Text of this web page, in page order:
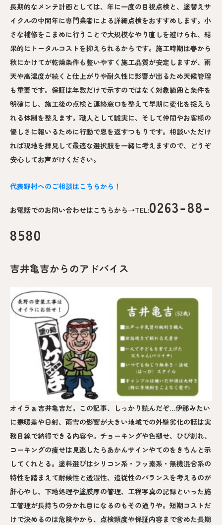
長期的なメンテ計画としては、年に一度の目視点検と、塗替えサ
イクルの中間年に専門業者による詳細点検をおすすめします。小
さな補修をこまめに行うことで大規模なやり直しを避けられ、結
果的にトータルコストを抑えられるからです。施工時期は春から
秋にかけてが乾燥条件も整いやすく施工品質が安定しますが、雨
天や高湿度が続くと仕上がりや耐久性に影響が出るため天候管理
も重要です。保証は年数だけで示すのではなく対象範囲と条件を
明確にし、施工後の点検と連絡窓口を整えて早期に変化を捉えら
れる体制を整えます。職人として誠実に、そして仲間やお客様の
優しさに報いるために行動で恩を返すつもりです。相談いただけ
れば現地を拝見して最適な選択肢を一緒に考えますので、どうぞ
安心してお声がけください。
代表野村へのご相談はこちらから！
お電話でのお問い合わせはこちらから→TEL:0263-88-
8580
吉井亀吉からのアドバイス
オイラぁ吉井亀吉だ。この記事、しっかり読んだぞ…伊那みたい
に寒暖差や日射、雨雪の影響が大きい地域での外壁劣化の話は実
務目線で納得できる内容や。チョーキングや色褪せ、ひび割れ、
コーキングの痩せは見逃したらあかんサインやてのをきちんと示
してくれとる。塗料選びはシリコン系・フッ素系・無機混合系の
特性を踏まえて耐候性と透湿性、追従性のバランスを考えるのが
肝心やし、下地処理や塗膜厚の管理、工程写真の記録といった施
工管理が長持ちの分かれ目になるのもその通りや。短期コストだ
けで決めるのは危険やから、点検頻度や保証内容まで含めた長期